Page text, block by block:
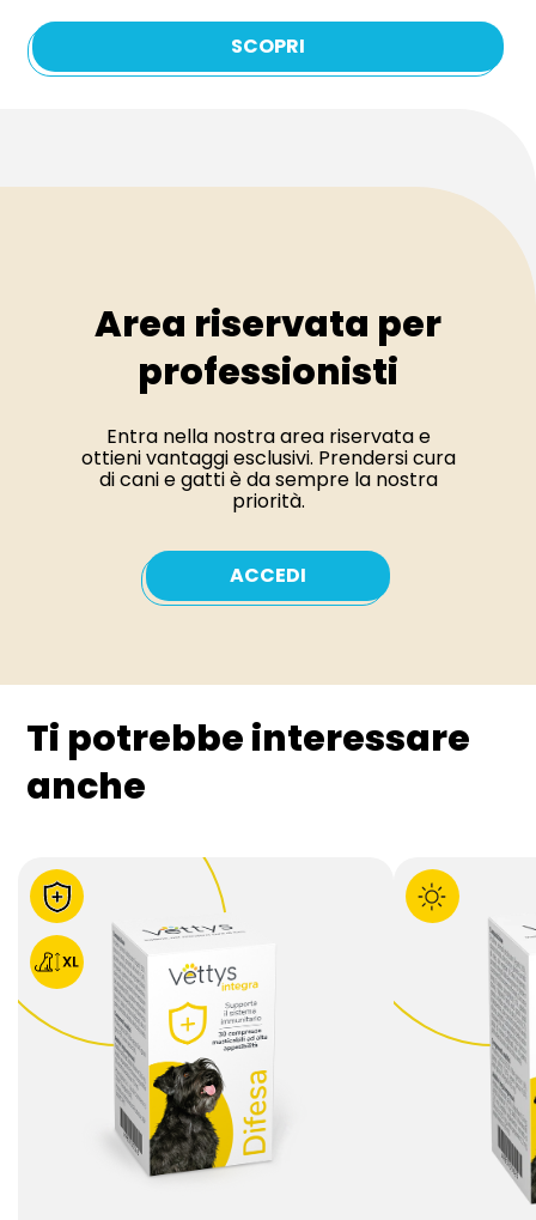
SCOPRI
Area riservata per
professionisti
Entra nella nostra area riservata e
ottieni vantaggi esclusivi. Prendersi cura
di cani e gatti è da sempre la nostra
priorità.
ACCEDI
Ti potrebbe interessare
anche